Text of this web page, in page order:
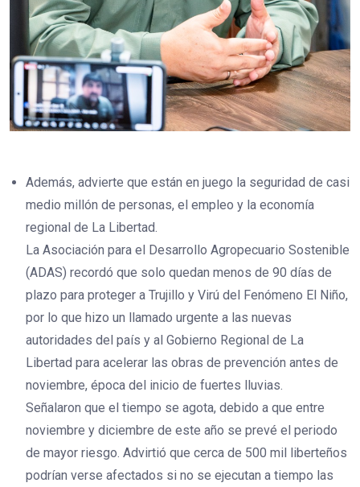
Además, advierte que están en juego la seguridad de casi
medio millón de personas, el empleo y la economía
regional de La Libertad.
La Asociación para el Desarrollo Agropecuario Sostenible
(ADAS) recordó que solo quedan menos de 90 días de
plazo para proteger a Trujillo y Virú del Fenómeno El Niño,
por lo que hizo un llamado urgente a las nuevas
autoridades del país y al Gobierno Regional de La
Libertad para acelerar las obras de prevención antes de
noviembre, época del inicio de fuertes lluvias.
Señalaron que el tiempo se agota, debido a que entre
noviembre y diciembre de este año se prevé el periodo
de mayor riesgo. Advirtió que cerca de 500 mil liberteños
podrían verse afectados si no se ejecutan a tiempo las